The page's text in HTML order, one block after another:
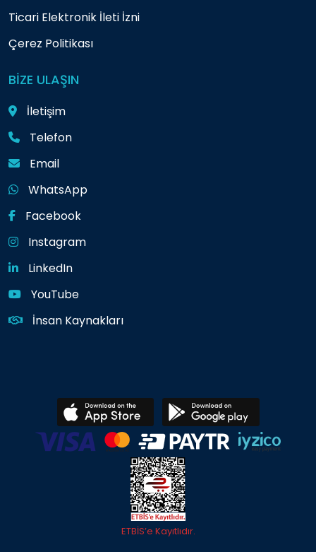
Ticari Elektronik İleti İzni
Çerez Politikası
BİZE ULAŞIN
İletişim
Telefon
Email
WhatsApp
Facebook
Instagram
LinkedIn
YouTube
İnsan Kaynakları
ETBİS’e Kayıtlıdır.